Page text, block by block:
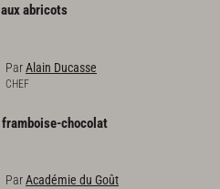
auxabricots
ParAlain Ducasse
CHEF
framboise-chocolat
ParAcadémie du Goût